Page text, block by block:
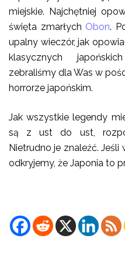
miejskie. Najchętniej
święta zmarłych Obon.
upalny wieczór, jak
klasycznych
zebraliśmy dla Was w
horrorze japońskim.
Jak wszystkie legendy
są z ust do ust,
Nietrudno je znaleźć. Jeśli
odkryjemy, że Japonia to